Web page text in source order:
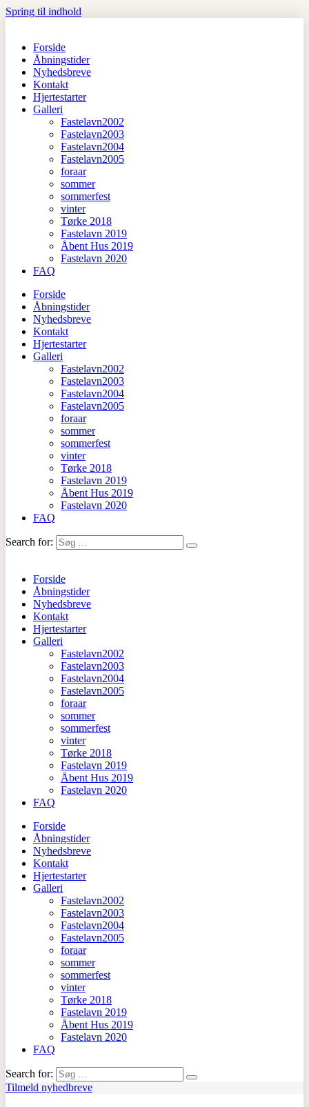
Spring til indhold
Forside
Åbningstider
Nyhedsbreve
Kontakt
Hjertestarter
Galleri
Fastelavn2002
Fastelavn2003
Fastelavn2004
Fastelavn2005
foraar
sommer
sommerfest
vinter
Tørke 2018
Fastelavn 2019
Åbent Hus 2019
Fastelavn 2020
FAQ
Forside
Åbningstider
Nyhedsbreve
Kontakt
Hjertestarter
Galleri
Fastelavn2002
Fastelavn2003
Fastelavn2004
Fastelavn2005
foraar
sommer
sommerfest
vinter
Tørke 2018
Fastelavn 2019
Åbent Hus 2019
Fastelavn 2020
FAQ
Search for:
Forside
Åbningstider
Nyhedsbreve
Kontakt
Hjertestarter
Galleri
Fastelavn2002
Fastelavn2003
Fastelavn2004
Fastelavn2005
foraar
sommer
sommerfest
vinter
Tørke 2018
Fastelavn 2019
Åbent Hus 2019
Fastelavn 2020
FAQ
Forside
Åbningstider
Nyhedsbreve
Kontakt
Hjertestarter
Galleri
Fastelavn2002
Fastelavn2003
Fastelavn2004
Fastelavn2005
foraar
sommer
sommerfest
vinter
Tørke 2018
Fastelavn 2019
Åbent Hus 2019
Fastelavn 2020
FAQ
Search for:
Tilmeld nyhedbreve